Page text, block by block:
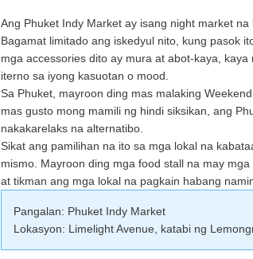
Ang Phuket Indy Market ay isang night market
Bagamat limitado ang iskedyul nito, kung pasok
mga accessories dito ay mura at abot-kaya,
iterno sa iyong kasuotan o mood.
Sa Phuket, mayroon ding mas malaking
mas gusto mong mamili ng hindi siksikan, ang
nakakarelaks na alternatibo.
Sikat ang pamilihan na ito sa mga lokal na
mismo. Mayroon ding mga food stall na may
at tikman ang mga lokal na pagkain habang
Pangalan: Phuket Indy Market
Lokasyon: Limelight Avenue, katabi ng